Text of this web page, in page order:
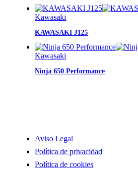
Kawasaki
KAWASAKI J125
Kawasaki
Ninja 650 Performance
Aviso Legal
Política de privacidad
Política de cookies